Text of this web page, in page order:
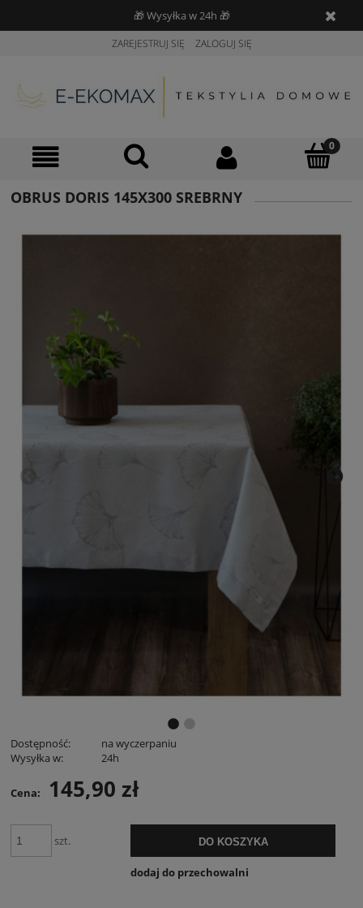
🎁 Wysyłka w 24h 🎁
ZAREJESTRUJ SIĘ ZALOGUJ SIĘ
OBRUS DORIS 145X300 SREBRNY
Dostępność:
na wyczerpaniu
Wysyłka w:
24h
Cena: 145,90 zł
szt. DO KOSZYKA
dodaj do przechowalni